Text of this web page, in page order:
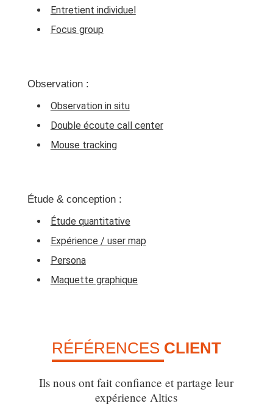
Entretient individuel
Focus group
Observation :
Observation in situ
Double écoute call center
Mouse tracking
Étude & conception :
Étude quantitative
Expérience / user map
Persona
Maquette graphique
RÉFÉRENCES CLIENT
Ils nous ont fait confiance et partage leur
expérience Altics